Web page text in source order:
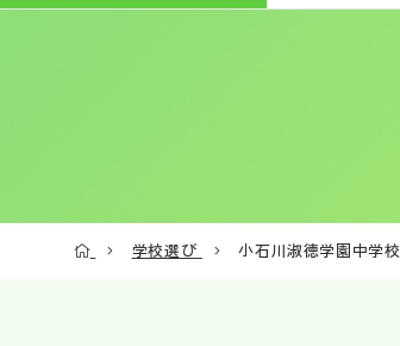
学校選び 小石川淑徳学園中学校